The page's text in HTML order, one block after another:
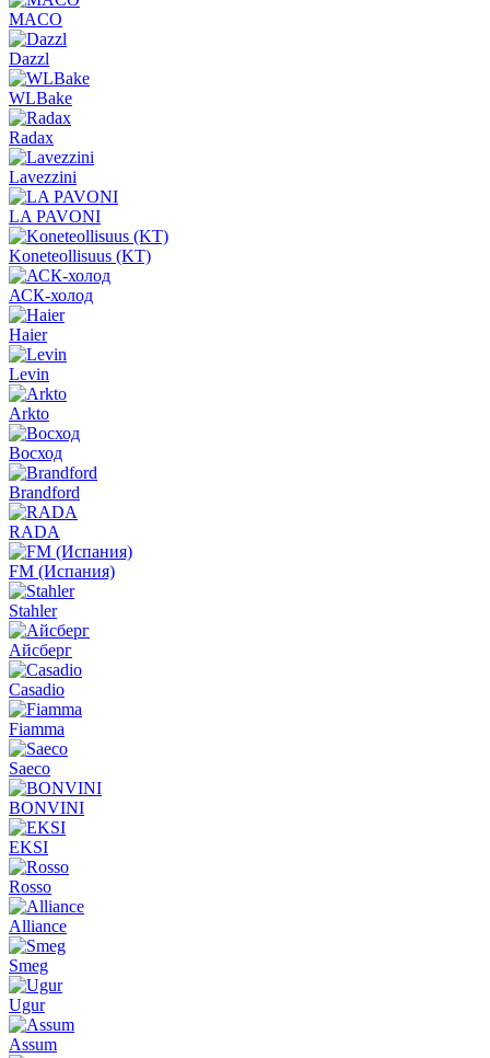
MACO
Dazzl
WLBake
Radax
Lavezzini
LA PAVONI
Koneteollisuus (KT)
АСК-холод
Haier
Levin
Arkto
Восход
Brandford
RADA
FM (Испания)
Stahler
Айсберг
Casadio
Fiamma
Saeco
BONVINI
EKSI
Rosso
Alliance
Smeg
Ugur
Assum